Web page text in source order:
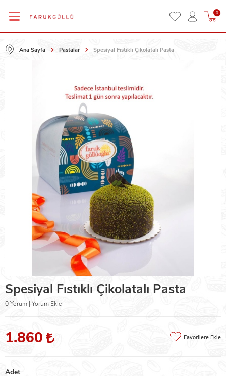
0
Ana Sayfa Pastalar Spesiyal Fıstıklı Çikolatalı Pasta
Spesiyal Fıstıklı Çikolatalı Pasta
0 Yorum | Yorum Ekle
1.860 Favorilere Ekle
Adet